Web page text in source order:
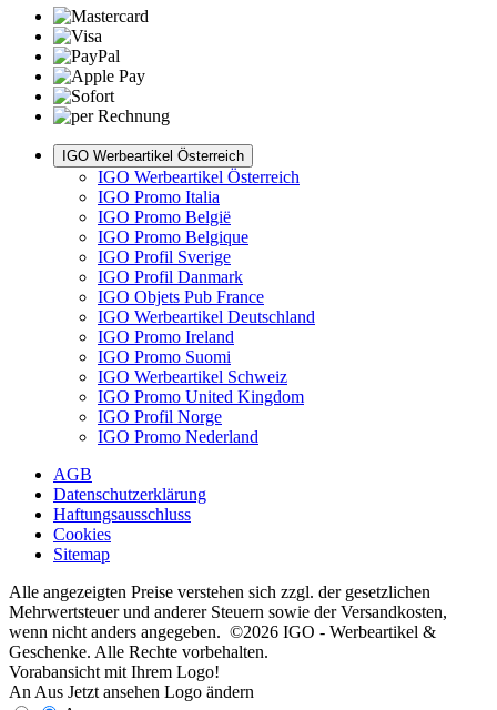
IGO Werbeartikel Österreich
IGO Werbeartikel Österreich
IGO Promo Italia
IGO Promo België
IGO Promo Belgique
IGO Profil Sverige
IGO Profil Danmark
IGO Objets Pub France
IGO Werbeartikel Deutschland
IGO Promo Ireland
IGO Promo Suomi
IGO Werbeartikel Schweiz
IGO Promo United Kingdom
IGO Profil Norge
IGO Promo Nederland
AGB
Datenschutzerklärung
Haftungsausschluss
Cookies
Sitemap
Alle angezeigten Preise verstehen sich zzgl. der gesetzlichen
Mehrwertsteuer und anderer Steuern sowie der Versandkosten,
wenn nicht anders angegeben. ©2026 IGO - Werbeartikel &
Geschenke. Alle Rechte vorbehalten.
Vorabansicht mit Ihrem Logo!
An Aus Jetzt ansehen Logo ändern